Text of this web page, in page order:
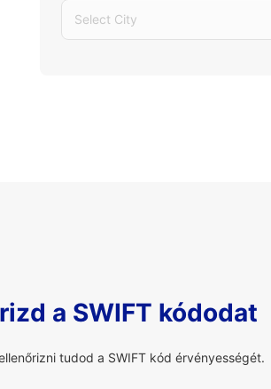
Select City
a SWIFT kódodat
tudod a SWIFT kód érvényességét.